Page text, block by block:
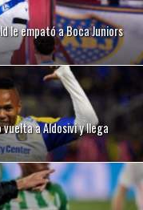
le empató a Boca Juniors
vuelta a Aldosivi y llega